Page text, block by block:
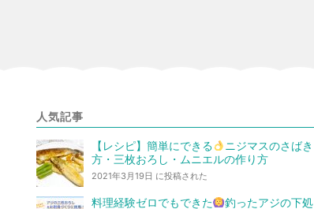
人気記事
【レシピ】簡単にできる
ニジマスのさばき
方・三枚おろし・ムニエルの作り方
2021年3月19日 に投稿された
料理経験ゼロでもできた 釣ったアジの下処